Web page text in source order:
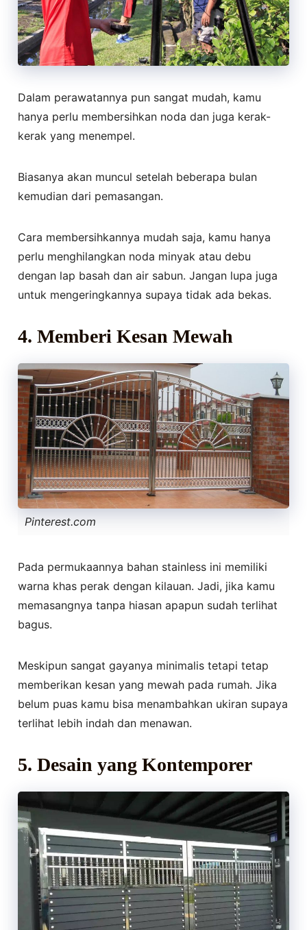
Dalam perawatannya pun sangat mudah, kamu
hanya perlu membersihkan noda dan juga kerak-
kerak yang menempel.
Biasanya akan muncul setelah beberapa bulan
kemudian dari pemasangan.
Cara membersihkannya mudah saja, kamu hanya
perlu menghilangkan noda minyak atau debu
dengan lap basah dan air sabun. Jangan lupa juga
untuk mengeringkannya supaya tidak ada bekas.
4. Memberi Kesan Mewah
Pinterest.com
Pada permukaannya bahan stainless ini memiliki
warna khas perak dengan kilauan. Jadi, jika kamu
memasangnya tanpa hiasan apapun sudah terlihat
bagus.
Meskipun sangat gayanya minimalis tetapi tetap
memberikan kesan yang mewah pada rumah. Jika
belum puas kamu bisa menambahkan ukiran supaya
terlihat lebih indah dan menawan.
5. Desain yang Kontemporer